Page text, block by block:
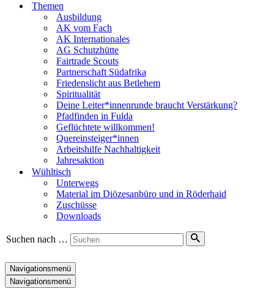
Themen
Ausbildung
AK vom Fach
AK Internationales
AG Schutzhütte
Fairtrade Scouts
Partnerschaft Südafrika
Friedenslicht aus Betlehem
Spiritualität
Deine Leiter*innenrunde braucht Verstärkung?
Pfadfinden in Fulda
Geflüchtete willkommen!
Quereinsteiger*innen
Arbeitshilfe Nachhaltigkeit
Jahresaktion
Wühltisch
Unterwegs
Material im Diözesanbüro und in Röderhaid
Zuschüsse
Downloads
Suchen nach …
Navigationsmenü
Navigationsmenü